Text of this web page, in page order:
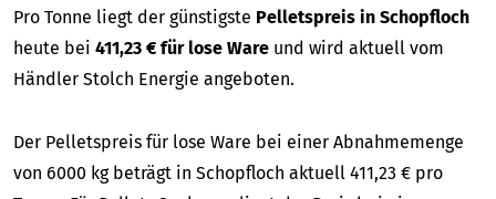
Pro Tonne liegt der günstigste Pelletspreis in Schopfloch
heute bei 411,23 € für lose Ware und wird aktuell vom
Händler Stolch Energie angeboten.
Der Pelletspreis für lose Ware bei einer Abnahmemenge
von 6000 kg beträgt in Schopfloch aktuell 411,23 € pro